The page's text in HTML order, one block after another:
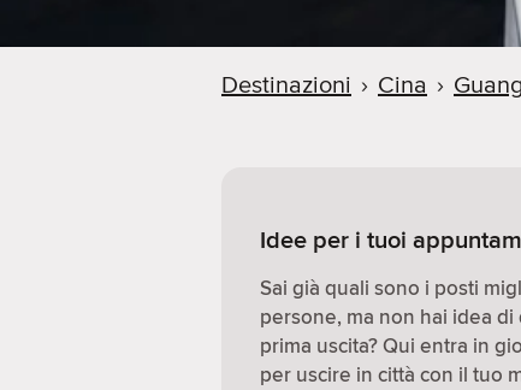
Destinazioni › Cina ›
Idee per i tuoi
Sai già quali sono i posti
persone, ma non hai idea
prima uscita? Qui entra in
per uscire in città con il tuo